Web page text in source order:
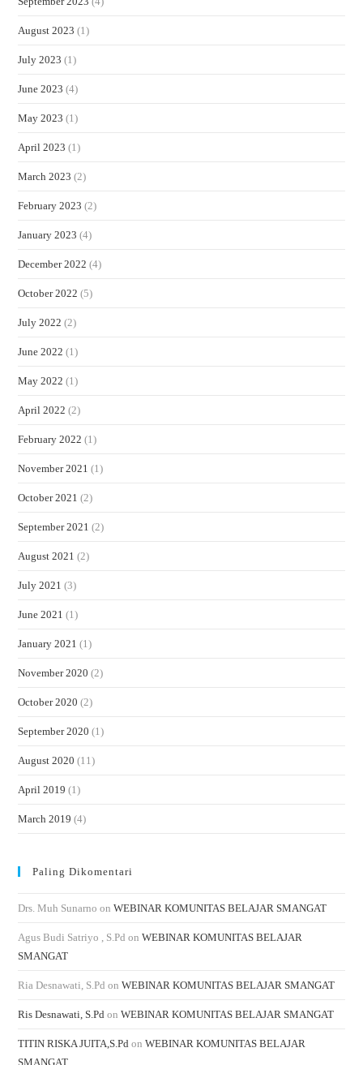
August 2023 (1)
July 2023 (1)
June 2023 (4)
May 2023 (1)
April 2023 (1)
March 2023 (2)
February 2023 (2)
January 2023 (4)
December 2022 (4)
October 2022 (5)
July 2022 (2)
June 2022 (1)
May 2022 (1)
April 2022 (2)
February 2022 (1)
November 2021 (1)
October 2021 (2)
September 2021 (2)
August 2021 (2)
July 2021 (3)
June 2021 (1)
January 2021 (1)
November 2020 (2)
October 2020 (2)
September 2020 (1)
August 2020 (11)
April 2019 (1)
March 2019 (4)
Paling Dikomentari
Drs. Muh Sunarno onWEBINAR KOMUNITAS BELAJAR SMANGAT
Agus Budi Satriyo , S.Pd onWEBINAR KOMUNITAS BELAJAR
SMANGAT
Ria Desnawati, S.Pd onWEBINAR KOMUNITAS BELAJAR SMANGAT
Ris Desnawati, S.Pd onWEBINAR KOMUNITAS BELAJAR SMANGAT
TITIN RISKA JUITA,S.Pd onWEBINAR KOMUNITAS BELAJAR
SMANGAT